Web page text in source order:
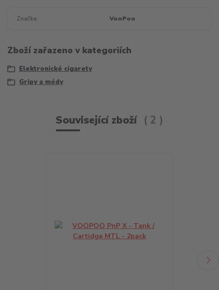
Značka VooPoo
Zboží zařazeno v kategoriích
Elektronické cigarety
Gripy a módy
Související zboží 2